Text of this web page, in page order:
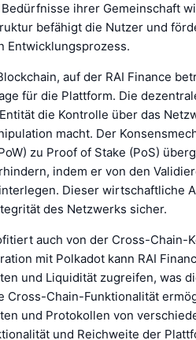
ihrer Gemeinschaft
befähigt die Nutzer und
Entwicklungsprozess.
auf der RAI Finance
für die Plattform. Die
die Kontrolle über das
macht. Der
zu Proof of Stake (PoS)
indem er von den
Dieser wirtschaftliche
des Netzwerks sicher.
auch von der Cross-Chain-
mit Polkadot kann RAI
und Liquidität zugreifen, was
Cross-Chain-Funktionalität
und Protokollen von
und Reichweite der